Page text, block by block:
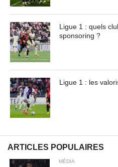
Ligue 1 : quels
sponsoring ?
Ligue 1 : les
ARTICLES POPULAIRES
MÉDIA